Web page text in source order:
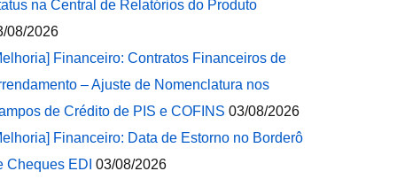
na Central de Relatórios do Produto
08/2026
Financeiro: Contratos Financeiros de
– Ajuste de Nomenclatura nos
de Crédito de PIS e COFINS 03/08/2026
Financeiro: Data de Estorno no Borderô
Cheques EDI 03/08/2026